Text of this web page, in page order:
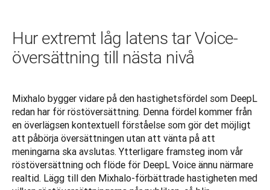
Hur extremt låg latens tar Voice-
översättning till nästa nivå
Mixhalo bygger vidare på den hastighetsfördel som DeepL
redan har för röstöversättning. Denna fördel kommer från
en överlägsen kontextuell förståelse som gör det möjligt
att påbörja översättningen utan att vänta på att
meningarna ska avslutas. Ytterligare framsteg inom vår
röstöversättning och flöde för DeepL Voice ännu närmare
realtid. Lägg till den Mixhalo-förbättrade hastigheten med